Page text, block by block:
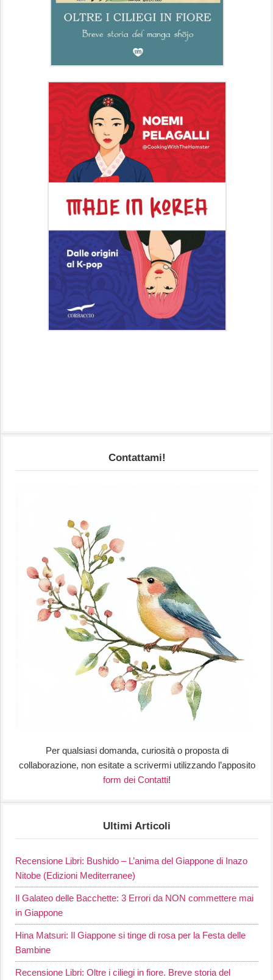
Contattami!
Per qualsiasi domanda, curiosità o proposta di
collaborazione, non esitate a scrivermi utilizzando l’apposito
form dei Contatti!
Ultimi Articoli
Recensione Libri: Bushido – L’anima del Giappone di Inazo
Nitobe (Edizioni Mediterranee)
Il Galateo delle Bacchette: 3 Errori da NON commettere mai
in Giappone
Hina Matsuri: Il Giappone si tinge di rosa per la Festa delle
Bambine
Recensione Libri: Oltre i ciliegi in fiore. Breve storia del